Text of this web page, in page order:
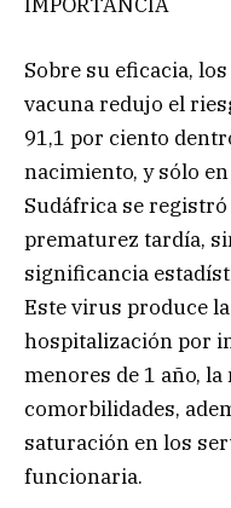
Sobre su eficacia,
vacuna redujo el
91,1 por ciento
nacimiento, y sólo
Sudáfrica se
prematurez tardía,
significancia
Este virus produce
hospitalización por
menores de 1 año,
comorbilidades,
saturación en los
funcionaria.